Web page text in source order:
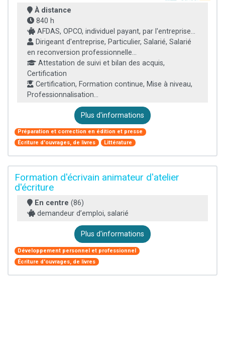
À distance
840 h
AFDAS, OPCO, individuel payant, par l'entreprise...
Dirigeant d'entreprise, Particulier, Salarié, Salarié
en reconversion professionnelle...
Attestation de suivi et bilan des acquis,
Certification
Certification, Formation continue, Mise à niveau,
Professionnalisation...
Plus d'informations
Préparation et correction en édition et presse
Écriture d'ouvrages, de livres
Littérature
Formation d'écrivain animateur d'atelier
d'écriture
En centre (86)
demandeur d’emploi, salarié
Plus d'informations
Développement personnel et professionnel
Écriture d'ouvrages, de livres